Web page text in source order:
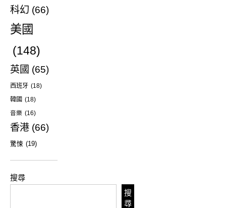
科幻 (66)
美國
(148)
英國 (65)
西班牙 (18)
韓國 (18)
音樂 (16)
香港 (66)
驚悚 (19)
搜尋
搜
尋